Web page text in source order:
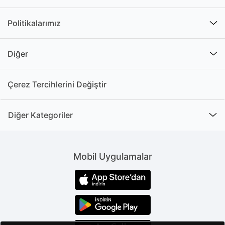
ürünlerinden yararlanarak yaşam alanlarının daha
huzurlu hale gelmesini sağlayabilirsiniz.
okumayı sevdiğiniz bir koltuğun yan tarafında
lambader yerleştirerek ihtiyaç duyduğunuz ışığı
pratik bir şekilde elde edebilirsiniz.
Ürünler vurgulama amaçlı da kullanılabilir.
Duvarların rengi, en sevdiğiniz tablo ya da belirli
dekoratif bir alan yakalayabilirsiniz.
Ev aydınlatma ürünlerini doğru bir şekilde
yerleştirerek tasarruf da sağlayabilirsiniz.
Ürünler, estetik ve fonksiyonel değerlerinin
ötesinde tasarruf konusunda da kullanıcılarına
yardımcı olur. Daha az tüketime sahip verimli
Politikalarımız
Diğer
Çerez Tercihlerini Değiştir
Diğer Kategoriler
Mobil Uygulamalar